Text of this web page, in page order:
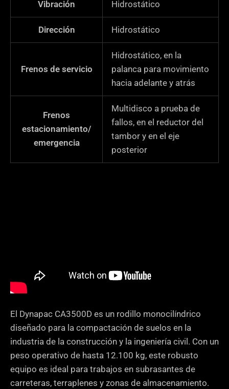
Vibración Hidrostático
Dirección Hidrostático
Frenos de servicio
Hidrostático, en la
palanca para movimiento
hacia adelante y atrás
Frenos
estacionamiento/
emergencia
Multidisco a prueba de
fallos, en el reductor del
tambor y en el eje
posterior
El Dynapac CA3500D es un rodillo monocilíndrico
diseñado para la compactación de suelos en la
industria de la construcción y la ingeniería civil. Con un
peso operativo de hasta 12.100 kg, este robusto
equipo es ideal para trabajos en subrasantes de
carreteras, terraplenes y zonas de almacenamiento.